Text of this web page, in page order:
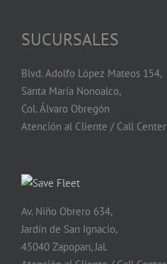
SUCURSALES
Blvd. Adolfo López Mateos 154,
Santa María Nonoalco,
Col. Álvaro Obregón
Atención al Cliente / Call Center
Av. Niño Obrero 634,
Jardín de San Ignacio,
45040 Zapopan, Jal.